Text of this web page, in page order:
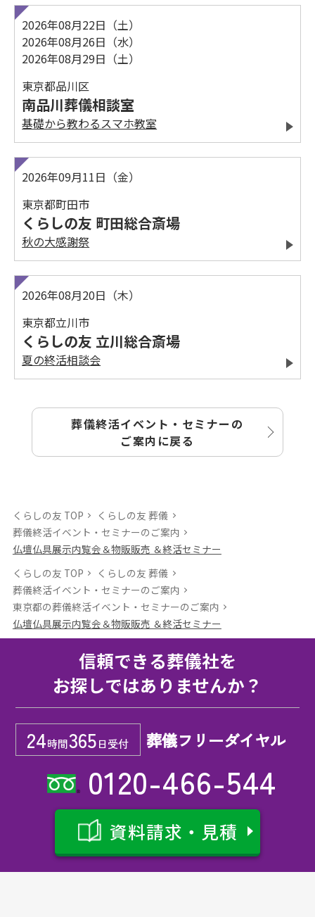
2026年08月22日（土）
2026年08月26日（水）
2026年08月29日（土）
東京都品川区
南品川葬儀相談室
基礎から教わるスマホ教室
2026年09月11日（金）
東京都町田市
くらしの友 町田総合斎場
秋の大感謝祭
2026年08月20日（木）
東京都立川市
くらしの友 立川総合斎場
夏の終活相談会
葬儀終活イベント・セミナーの
ご案内に戻る
くらしの友 TOP
くらしの友 葬儀
葬儀終活イベント・セミナーのご案内
仏壇仏具展示内覧会＆物販販売 ＆終活セミナー
くらしの友 TOP
くらしの友 葬儀
葬儀終活イベント・セミナーのご案内
東京都の葬儀終活イベント・セミナーのご案内
仏壇仏具展示内覧会＆物販販売 ＆終活セミナー
信頼できる葬儀社を
お探しではありませんか？
24時間365日受付 葬儀フリーダイヤル
0120-466-544
資料請求・見積